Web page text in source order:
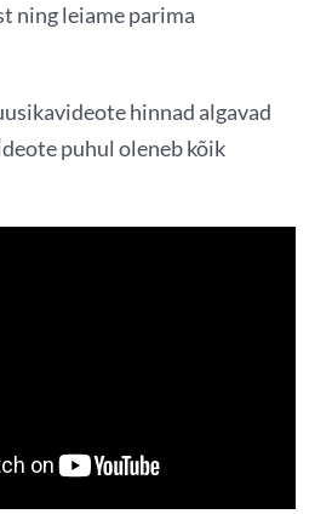
ning leiame parima
hinnad algavad
puhul oleneb kõik